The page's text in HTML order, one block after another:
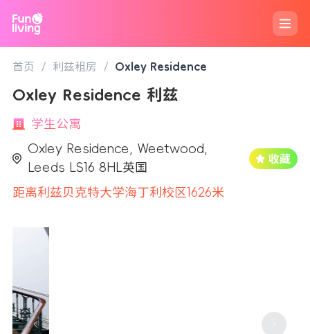
首页 / 利兹租房 / Oxley Residence
Oxley Residence 利兹
学生公寓
Oxley Residence, Weetwood,
Leeds LS16 8HL英国
距离利兹贝克特大学海丁利校区1626米